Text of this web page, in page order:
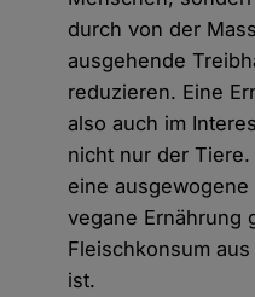
durch von der
ausgehende
reduzieren. Eine
also auch im
nicht nur der
eine
vegane Ernährung
Fleischkonsum
ist.